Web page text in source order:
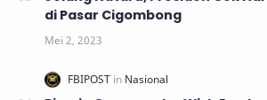
di Pasar Cigombong